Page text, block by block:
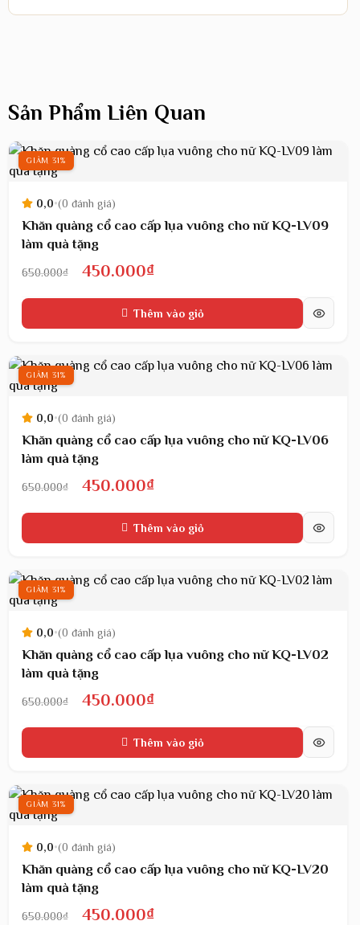
Sản Phẩm Liên Quan
GIẢM 31%
0,0•(0 đánh giá)
Khăn quàng cổ cao cấp lụa vuông cho nữ KQ-LV09
làm quà tặng
650.000₫
Giá
gốc
450.000₫Giá
hiện
tại
450.000₫.
Thêm vào giỏ
GIẢM 31%
0,0•(0 đánh giá)
Khăn quàng cổ cao cấp lụa vuông cho nữ KQ-LV06
làm quà tặng
650.000₫
Giá
gốc
450.000₫Giá
hiện
tại
450.000₫.
Thêm vào giỏ
GIẢM 31%
0,0•(0 đánh giá)
Khăn quàng cổ cao cấp lụa vuông cho nữ KQ-LV02
làm quà tặng
650.000₫
Giá
gốc
450.000₫Giá
hiện
tại
450.000₫.
Thêm vào giỏ
GIẢM 31%
0,0•(0 đánh giá)
Khăn quàng cổ cao cấp lụa vuông cho nữ KQ-LV20
làm quà tặng
650.000₫
Giá
450.000₫Giá